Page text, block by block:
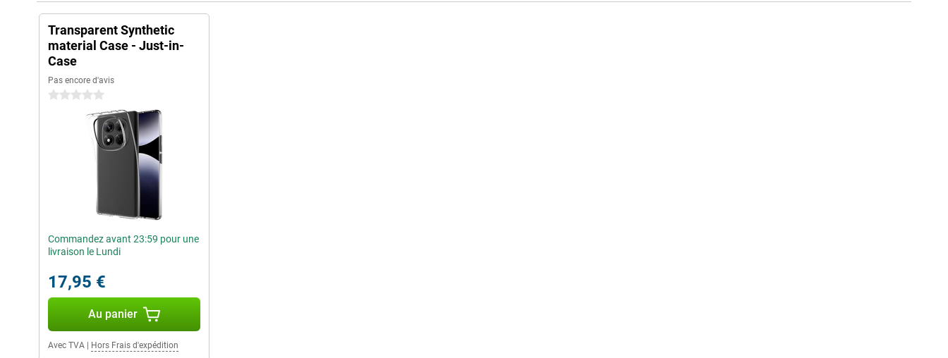
Transparent Synthetic
material Case - Just-in-
Case
Pas encore d'avis
0 étoiles
Commandez avant 23:59 pour une
livraison le Lundi
17,95 €
Au panier
Avec TVA Hors Frais d'expédition